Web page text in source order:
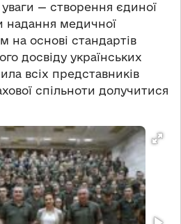
— створення єдиної
надання медичної
основі стандартів
досвіду українських
всіх представників
спільноти долучитися